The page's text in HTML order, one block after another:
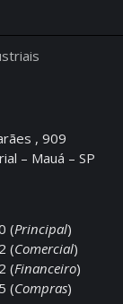
, 909
– Mauá – SP
(Principal)
(Comercial)
(Financeiro)
(Compras)